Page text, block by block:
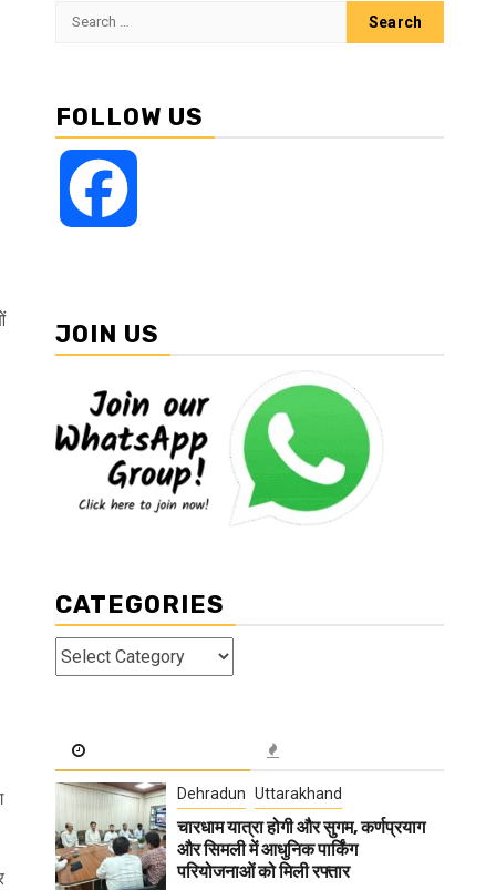
Search
FOLLOW US
JOIN US
CATEGORIES
Categories
Dehradun Uttarakhand
चारधाम यात्रा होगी और सुगम, कर्णप्रयाग
और सिमली में आधुनिक पार्किंग
परियोजनाओं को मिली रफ्तार